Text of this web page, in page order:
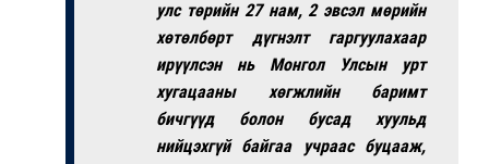
улс төрийн 27 нам, 2 эвсэл мөрийн
хөтөлбөрт дүгнэлт гаргуулахаар
ирүүлсэн нь Монгол Улсын урт
хугацааны хөгжлийн баримт
бичгүүд болон бусад хуульд
нийцэхгүй байгаа учраас буцааж,